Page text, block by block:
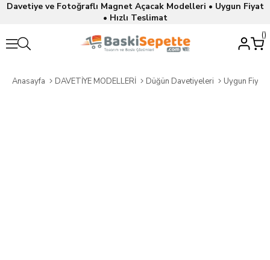
Davetiye ve Fotoğraflı Magnet Açacak Modelleri • Uygun Fiyat
• Hızlı Teslimat
Anasayfa DAVETİYE MODELLERİ Düğün Davetiyeleri Uygun